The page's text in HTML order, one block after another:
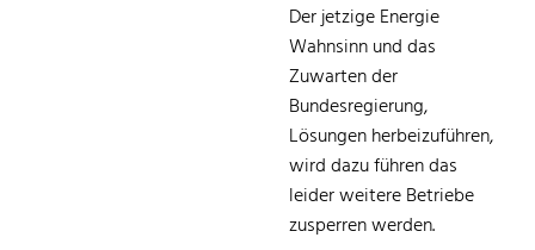
Der jetzige Energie
Wahnsinn und das
Zuwarten der
Bundesregierung,
Lösungen herbeizuführen,
wird dazu führen das
leider weitere Betriebe
zusperren werden.